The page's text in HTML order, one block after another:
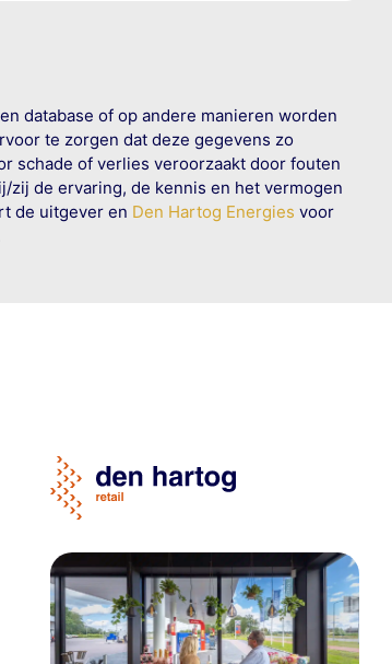
database of op andere manieren worden
te zorgen dat deze gegevens zo
schade of verlies veroorzaakt door fouten
de ervaring, de kennis en het vermogen
de uitgever en Den Hartog Energies voor